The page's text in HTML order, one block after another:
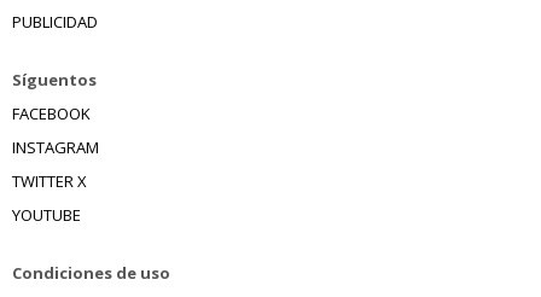
PUBLICIDAD
Síguentos
FACEBOOK
INSTAGRAM
TWITTER X
YOUTUBE
Condiciones de uso